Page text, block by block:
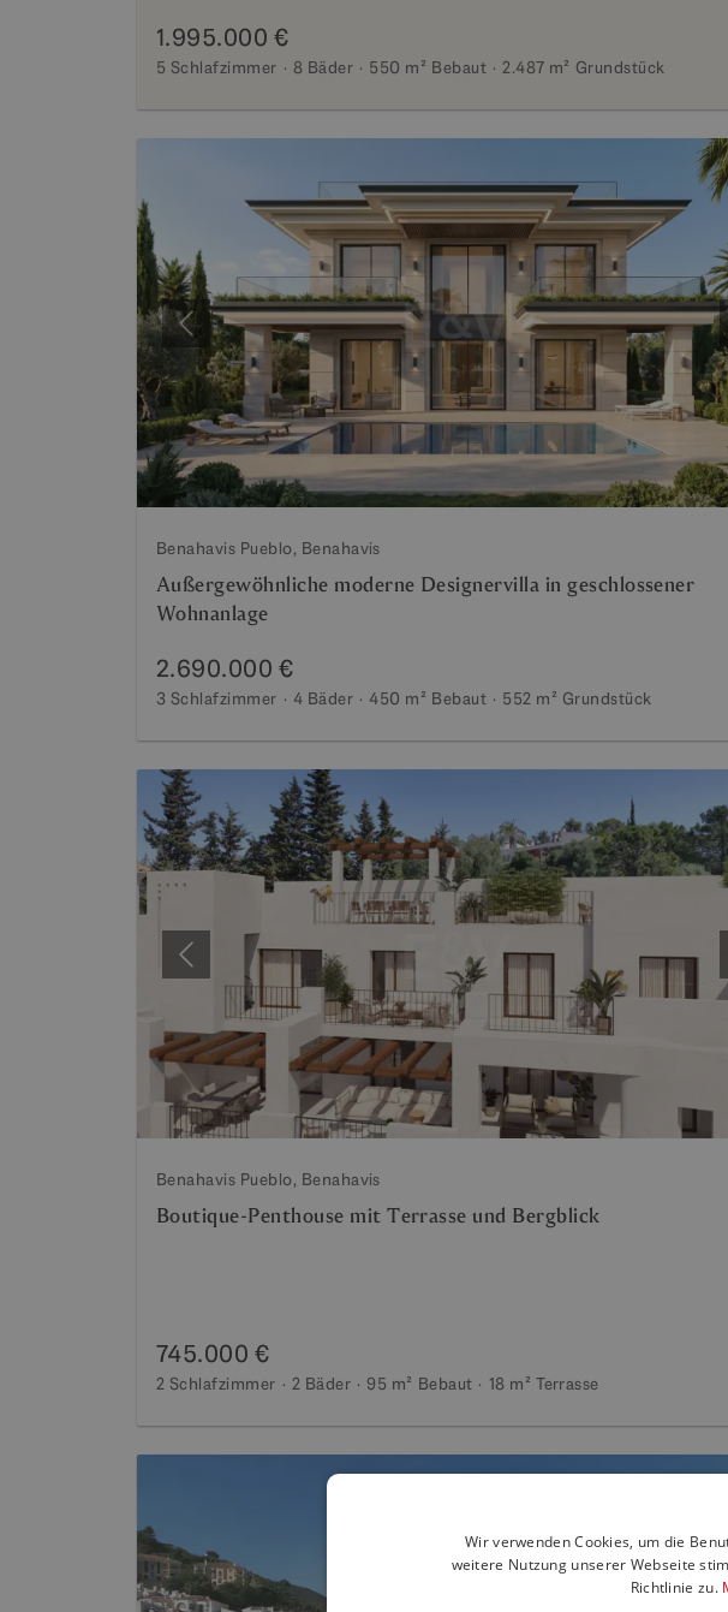
1.995.000 €
5 Schlafzimmer 8 Bäder 550 m² Bebaut 2.487 m² Grundstück
Vorherige
Benahavis Pueblo, Benahavis
Außergewöhnliche moderne Designervilla in geschlossener
Wohnanlage
2.690.000 €
3 Schlafzimmer 4 Bäder 450 m² Bebaut 552 m² Grundstück
Vorherige
Benahavis Pueblo, Benahavis
Boutique-Penthouse mit Terrasse und Bergblick
745.000 €
2 Schlafzimmer 2 Bäder 95 m² Bebaut 18 m² Terrasse
Wir verwenden Cookies, um die
weitere Nutzung unserer Webseite
Richtlinie zu.